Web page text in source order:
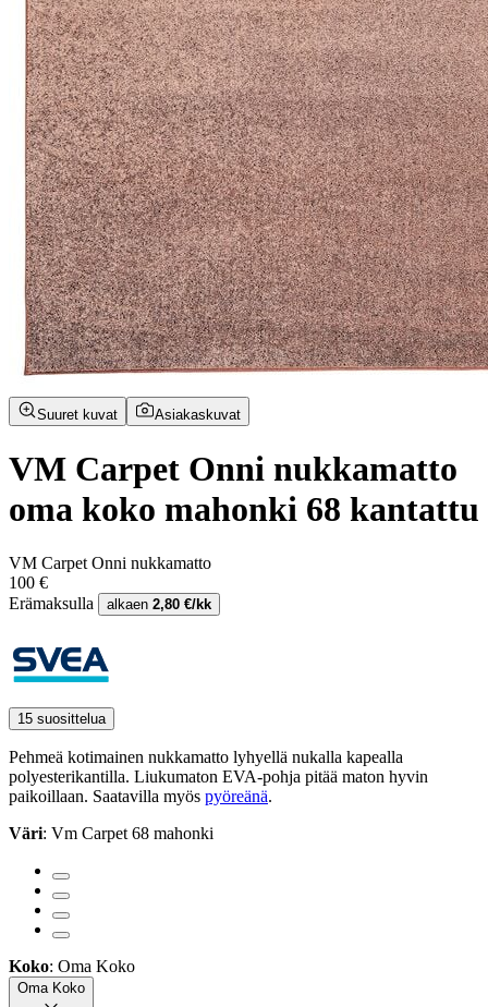
Suuret kuvat Asiakaskuvat
VM Carpet Onni nukkamatto
oma koko mahonki 68 kantattu
VM Carpet Onni nukkamatto
100 €
Erämaksulla
alkaen 2,80 €/kk
15 suosittelua
Pehmeä kotimainen nukkamatto lyhyellä nukalla kapealla
polyesterikantilla. Liukumaton EVA-pohja pitää maton hyvin
paikoillaan. Saatavilla myös pyöreänä.
Väri: Vm Carpet 68 mahonki
Koko: Oma Koko
Oma Koko